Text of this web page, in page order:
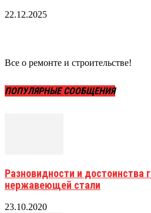
22.12.2025
Все о ремонте и строительстве!
ПОПУЛЯРНЫЕ СООБЩЕНИЯ
Разновидности и достоинства
нержавеющей стали
23.10.2020